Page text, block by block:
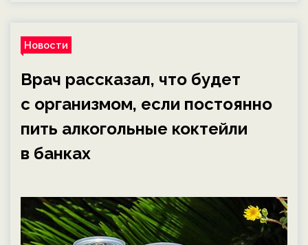
Новости
Врач рассказал, что будет
с организмом, если постоянно
пить алкогольные коктейли
в банках